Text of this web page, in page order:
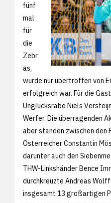
fünf
mal
für
die
Zebr
as,
wurde nur übertroffen von
erfolgreich war. Für die
Unglücksrabe Niels
Werfer. Die überragenden
aber standen zwischen den
Österreicher Constantin
darunter auch den
THW-Linkshänder Bence
durchkreuzte Andreas
insgesamt 13 großartigen